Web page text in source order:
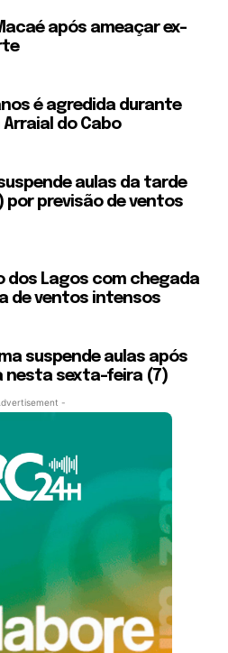
após ameaçar ex-
é agredida durante
do Cabo
aulas da tarde
previsão de ventos
dos Lagos com chegada
de ventos intensos
suspende aulas após
nesta sexta-feira (7)
-